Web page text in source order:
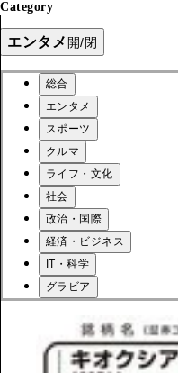
Category
エンタメ 開/閉
総合
エンタメ
スポーツ
クルマ
ライフ・文化
社会
政治・国際
経済・ビジネス
IT・科学
グラビア